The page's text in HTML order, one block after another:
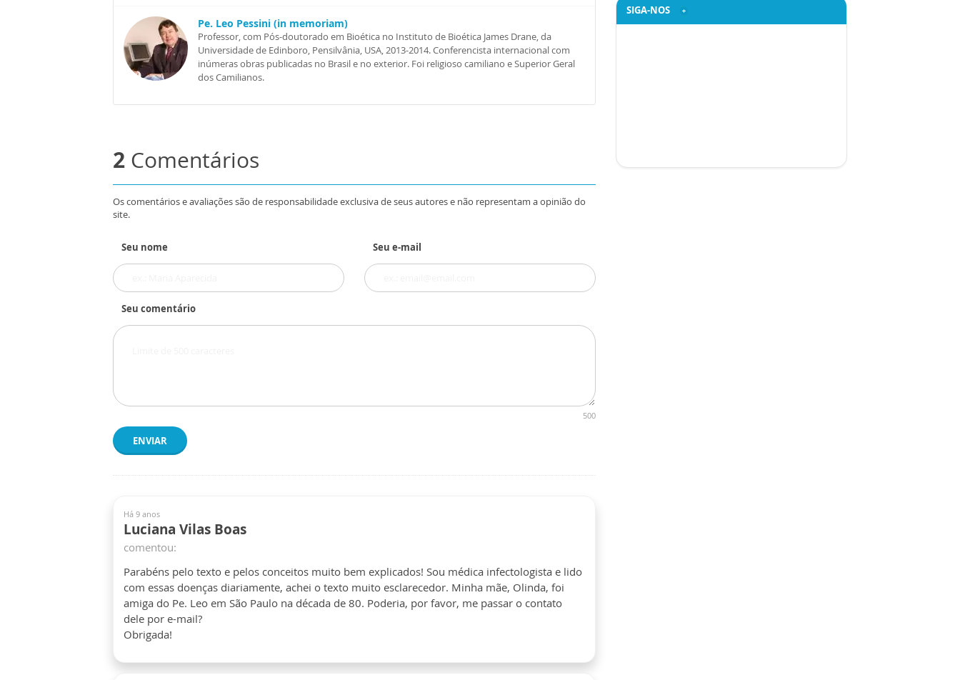
Pe. Leo Pessini (in memoriam)
Professor, com Pós-doutorado em Bioética no Instituto de Bioética James Drane, da
Universidade de Edinboro, Pensilvânia, USA, 2013-2014. Conferencista internacional com
inúmeras obras publicadas no Brasil e no exterior. Foi religioso camiliano e Superior Geral
dos Camilianos.
2 Comentários
Os comentários e avaliações são de responsabilidade exclusiva de seus autores e não representam a opinião do
site.
Seu nome Seu e-mail
Seu comentário
500
ENVIAR
Há 9 anos
Luciana Vilas Boas
comentou:
Parabéns pelo texto e pelos conceitos muito bem explicados! Sou médica infectologista e lido
com essas doenças diariamente, achei o texto muito esclarecedor. Minha mãe, Olinda, foi
amiga do Pe. Leo em São Paulo na década de 80. Poderia, por favor, me passar o contato
dele por e-mail?
Obrigada!
SIGA-NOS